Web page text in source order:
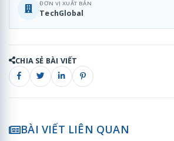
ĐƠN VỊ XUẤT BẢN
TechGlobal
CHIA SẺ BÀI VIẾT
BÀI VIẾT LIÊN QUAN